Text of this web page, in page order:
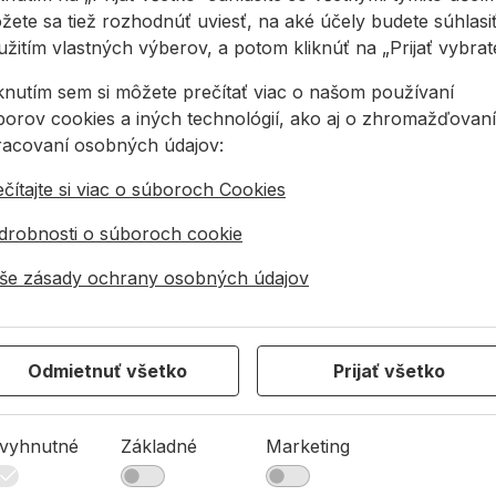
...
penu Shortgun
28,75€ s DPH
Na sklade
pena NOVAPUR
750 ml ZIMNÁ
polyuretánová pena
reagujúca so
Nakúpte aspoň 6 ...
9,25€ s DPH
ml tmel OTTOSEAL A250 310 ml
Čistič na polyuretány OTTO Cleaner F
Hybridný lepiaci tmel
sa tiež rozhodnúť uviesť, na aké účely budete
vlastných výberov, a potom kliknúť na „Prijať
sem si môžete prečítať viac o našom používaní
cookies a iných technológií, ako aj o
osobných údajov:
si viac o súboroch Cookies
o súboroch cookie
zásady ochrany osobných údajov
Odmietnuť všetko Prijať všetko
Základné Marketing